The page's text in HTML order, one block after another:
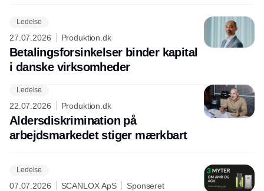
Ledelse
27.07.2026 Produktion.dk
Betalingsforsinkelser binder kapital
i danske virksomheder
Ledelse
22.07.2026 Produktion.dk
Aldersdiskrimination på
arbejdsmarkedet stiger mærkbart
Ledelse
07.07.2026 SCANLOX ApS Sponseret